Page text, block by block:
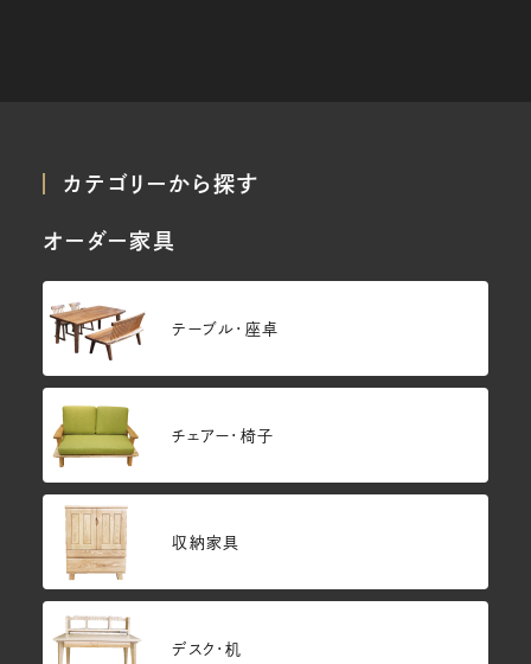
カテゴリーから探す
オーダー家具
テーブル・座卓
チェアー・椅子
収納家具
デスク・机